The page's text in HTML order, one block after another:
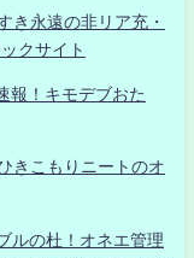
き永遠の非リア充・
クサイト
報！キモデブおた
きこもりニートのオ
ルの杜！オネエ管理